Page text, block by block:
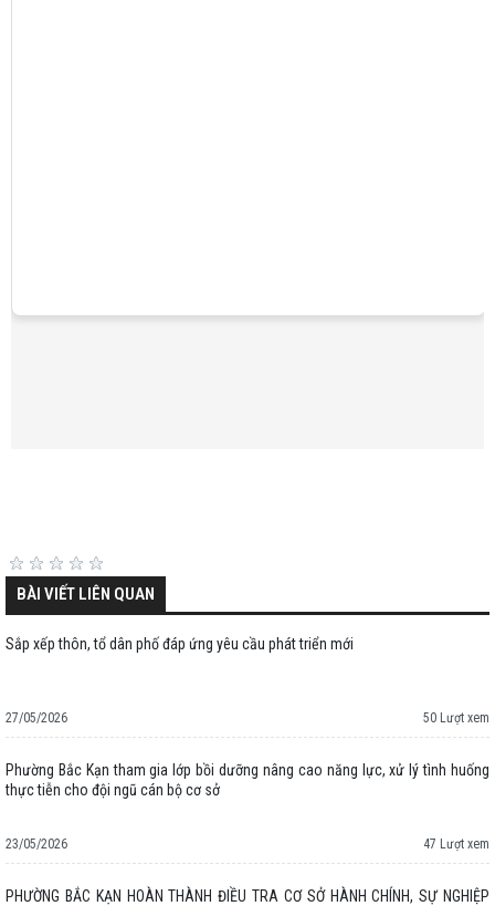
BÀI VIẾT LIÊN QUAN
Sắp xếp thôn, tổ dân phố đáp ứng yêu cầu phát triển mới
27/05/2026 50 Lượt xem
Phường Bắc Kạn tham gia lớp bồi dưỡng nâng cao năng lực, xử lý tình huống
thực tiễn cho đội ngũ cán bộ cơ sở
23/05/2026 47 Lượt xem
PHƯỜNG BẮC KẠN HOÀN THÀNH ĐIỀU TRA CƠ SỞ HÀNH CHÍNH, SỰ NGHIỆP